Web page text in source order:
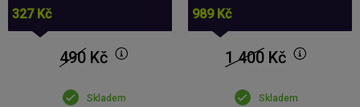
327 Kč
490 Kč
Skladem
989 Kč
1 400 Kč
Skladem